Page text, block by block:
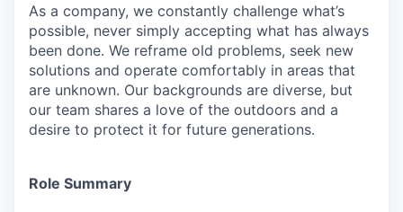
As a company, we constantly challenge what’s
possible, never simply accepting what has always
been done. We reframe old problems, seek new
solutions and operate comfortably in areas that
are unknown. Our backgrounds are diverse, but
our team shares a love of the outdoors and a
desire to protect it for future generations.
Role Summary